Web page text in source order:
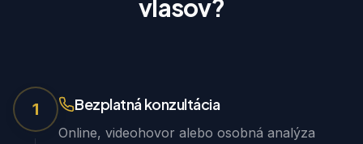
vlasov?
1 Bezplatná konzultácia
Online, videohovor alebo osobná analýza